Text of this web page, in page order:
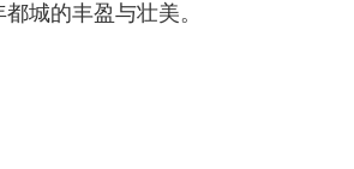
城的丰盈与壮美。